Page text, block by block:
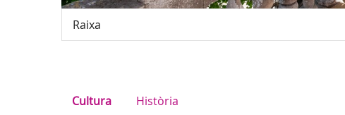
Raixa
Cultura Història